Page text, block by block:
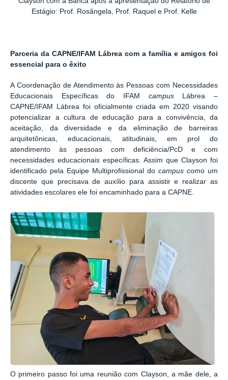
Estágio: Prof. Rosângela, Prof. Raquel e Prof. Kelle
Parceria da CAPNE/IFAM Lábrea com a família e amigos foi
essencial para o êxito
A Coordenação de Atendimento às Pessoas com Necessidades
Educacionais Específicas do IFAM campus
Lábrea –
CAPNE/IFAM Lábrea foi oficialmente criada em 2020 visando
potencializar a cultura de educação para a convivência, da
aceitação, da diversidade e da eliminação de barreiras
arquitetônicas, educacionais, atitudinais, em prol do
atendimento às pessoas com deficiência/PcD e com
necessidades educacionais específicas. Assim que Clayson foi
identificado pela Equipe Multiprofissional do campus como um
discente que precisava de auxílio para assistir e realizar as
atividades escolares ele foi encaminhado para a CAPNE.
O primeiro passo foi uma reunião com Clayson, a mãe dele, a